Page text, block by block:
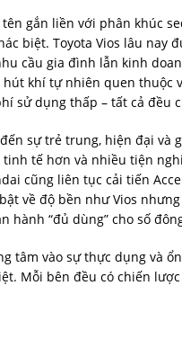
gắn liền với phân khúc
biệt. Toyota Vios lâu nay
cầu gia đình lẫn kinh
khí tự nhiên quen thuộc
sử dụng thấp – tất cả đều
sự trẻ trung, hiện đại và
tế hơn và nhiều tiện
cũng liên tục cải tiến
về độ bền như Vios
hành “đủ dùng” cho số
tâm vào sự thực dụng và
Mỗi bên đều có chiến